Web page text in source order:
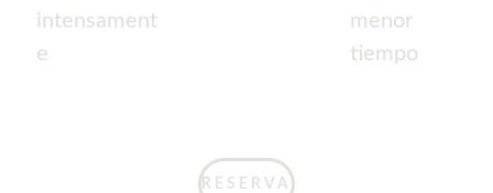
RESERVA
intensament
e
menor
tiempo